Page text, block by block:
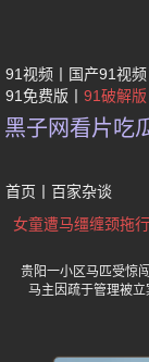
91视频 国产91视频
91免费版
91破解版
黑子网看片吃
首页 百家杂谈
女童遭马缰缠颈拖
贵阳一小区马匹受惊
马主因疏于管理被